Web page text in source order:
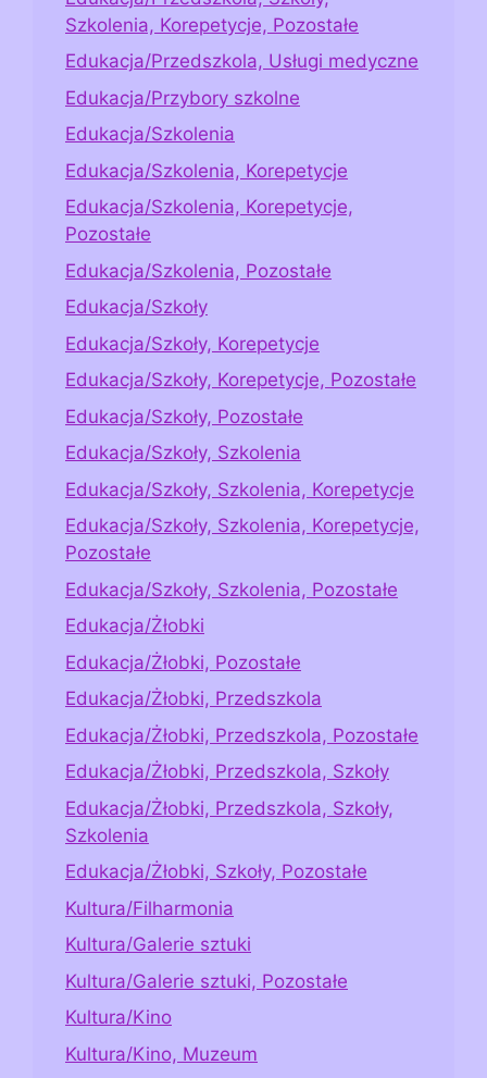
Szkolenia, Korepetycje, Pozostałe
Edukacja/Przedszkola, Usługi medyczne
Edukacja/Przybory szkolne
Edukacja/Szkolenia
Edukacja/Szkolenia, Korepetycje
Edukacja/Szkolenia, Korepetycje,
Pozostałe
Edukacja/Szkolenia, Pozostałe
Edukacja/Szkoły
Edukacja/Szkoły, Korepetycje
Edukacja/Szkoły, Korepetycje, Pozostałe
Edukacja/Szkoły, Pozostałe
Edukacja/Szkoły, Szkolenia
Edukacja/Szkoły, Szkolenia, Korepetycje
Edukacja/Szkoły, Szkolenia, Korepetycje,
Pozostałe
Edukacja/Szkoły, Szkolenia, Pozostałe
Edukacja/Żłobki
Edukacja/Żłobki, Pozostałe
Edukacja/Żłobki, Przedszkola
Edukacja/Żłobki, Przedszkola, Pozostałe
Edukacja/Żłobki, Przedszkola, Szkoły
Edukacja/Żłobki, Przedszkola, Szkoły,
Szkolenia
Edukacja/Żłobki, Szkoły, Pozostałe
Kultura/Filharmonia
Kultura/Galerie sztuki
Kultura/Galerie sztuki, Pozostałe
Kultura/Kino
Kultura/Kino, Muzeum